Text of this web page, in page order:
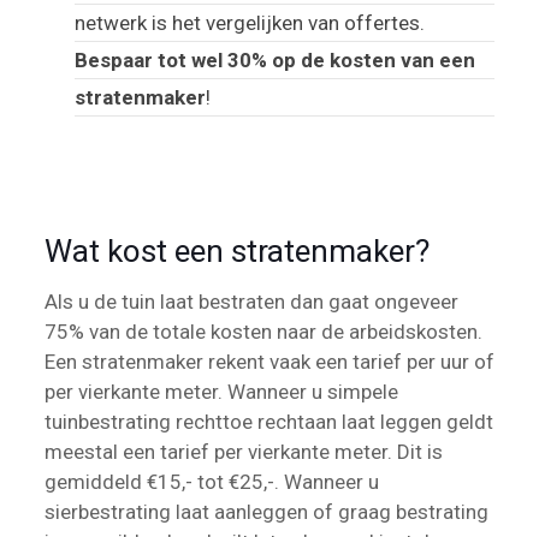
netwerk is het vergelijken van offertes.
Bespaar tot wel 30% op de kosten van een
stratenmaker!
Wat kost een stratenmaker?
Als u de tuin laat bestraten dan gaat ongeveer
75% van de totale kosten naar de arbeidskosten.
Een stratenmaker rekent vaak een tarief per uur of
per vierkante meter. Wanneer u simpele
tuinbestrating rechttoe rechtaan laat leggen geldt
meestal een tarief per vierkante meter. Dit is
gemiddeld €15,- tot €25,-. Wanneer u
sierbestrating laat aanleggen of graag bestrating